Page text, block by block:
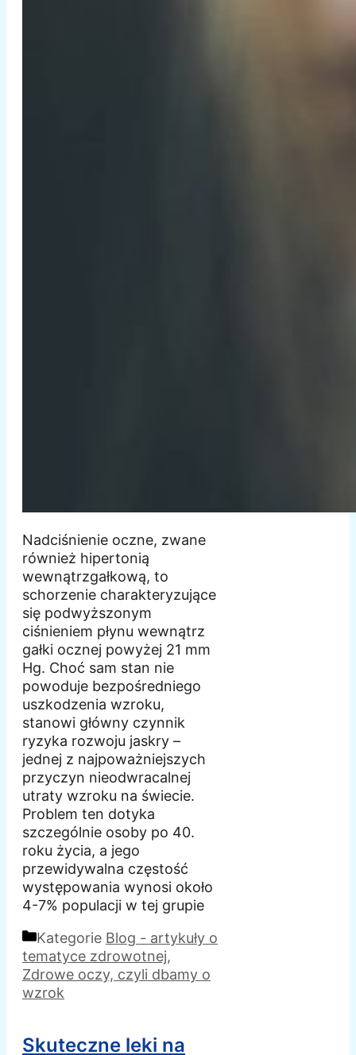
Nadciśnienie oczne, zwane
również hipertonią
wewnątrzgałkową, to
schorzenie charakteryzujące
się podwyższonym
ciśnieniem płynu wewnątrz
gałki ocznej powyżej 21 mm
Hg. Choć sam stan nie
powoduje bezpośredniego
uszkodzenia wzroku,
stanowi główny czynnik
ryzyka rozwoju jaskry –
jednej z najpoważniejszych
przyczyn nieodwracalnej
utraty wzroku na świecie.
Problem ten dotyka
szczególnie osoby po 40.
roku życia, a jego
przewidywalna częstość
występowania wynosi około
4-7% populacji w tej grupie
Kategorie Blog - artykuły o
tematyce zdrowotnej,
Zdrowe oczy, czyli dbamy o
wzrok
Skuteczne leki na